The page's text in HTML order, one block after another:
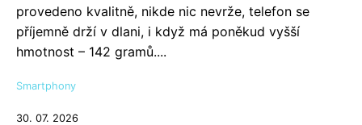
provedeno kvalitně, nikde nic nevrže, telefon se
příjemně drží v dlani, i když má poněkud vyšší
hmotnost – 142 gramů....
Smartphony
30. 07. 2026